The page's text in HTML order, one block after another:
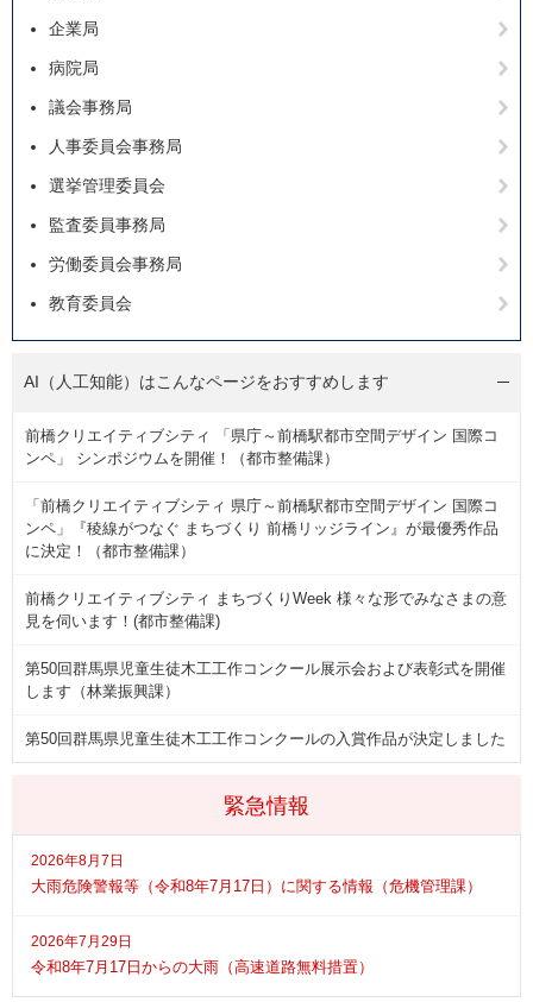
緊急情報
2026年8月7日
大雨危険警報等（令和8年7月17日）に関する情報（危機管理課）
2026年7月29日
令和8年7月17日からの大雨（高速道路無料措置）
企業局
病院局
議会事務局
人事委員会事務局
選挙管理委員会
監査委員事務局
労働委員会事務局
教育委員会
AI（人工知能）はこんなページをおすすめします
前橋クリエイティブシティ 「県庁～前橋駅都市空間デザイン 国際コ
ンペ」 シンポジウムを開催！（都市整備課）
「前橋クリエイティブシティ 県庁～前橋駅都市空間デザイン 国際コ
ンペ」『稜線がつなぐ まちづくり 前橋リッジライン』が最優秀作品
に決定！（都市整備課）
前橋クリエイティブシティ まちづくりWeek 様々な形でみなさまの意
見を伺います！(都市整備課)
第50回群馬県児童生徒木工工作コンクール展示会および表彰式を開催
します（林業振興課）
第50回群馬県児童生徒木工工作コンクールの入賞作品が決定しました